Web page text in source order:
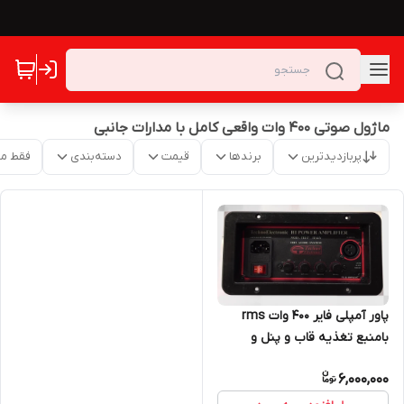
ماژول صوتی 400 وات واقعی کامل با مدارات جانبی
پربازدیدترین برندها قیمت دسته‌بندی فقط
پاور آمپلی فایر ۴۰۰ وات rms
بامنبع تغذیه قاب و پنل و
6,000,000